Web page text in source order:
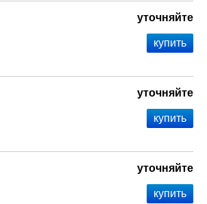
уточняйте
уточняйте
уточняйте